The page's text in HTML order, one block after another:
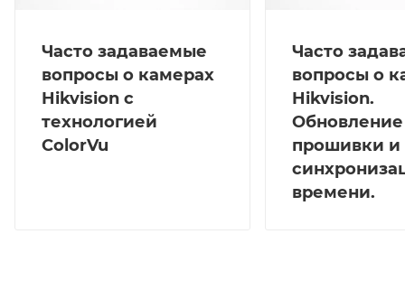
Часто задаваемые
вопросы о камерах
Hikvision с
технологией
ColorVu
Часто
вопросы о
Hikvision.
Обновление
прошивки и
времени.